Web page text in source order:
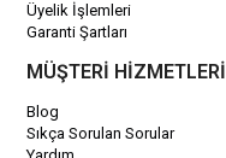
Üyelik İşlemleri
Garanti Şartları
MÜŞTERİ HİZMETLERİ
Blog
Sıkça Sorulan Sorular